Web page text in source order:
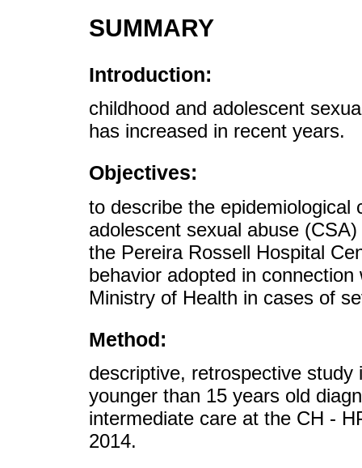
SUMMARY
Introduction:
childhood and adolescent
has increased in recent years.
Objectives:
to describe the epidemiological
adolescent sexual abuse
the Pereira Rossell Hospital
behavior adopted in
Ministry of Health in cases of
Method:
descriptive, retrospective
younger than 15 years old
intermediate care at the CH -
2014.